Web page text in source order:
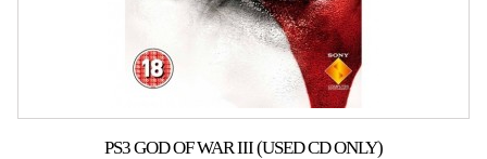
PS3 GOD OF WAR III (USED CD ONLY)